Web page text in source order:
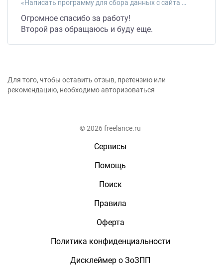
«Написать программу для сбора данных с сайта Кластер»
Огромное спасибо за работу!
Второй раз обращаюсь и буду еще.
Для того, чтобы оставить отзыв, претензию или
рекомендацию, необходимо авторизоваться
© 2026 freelance.ru
Сервисы
Помощь
Поиск
Правила
Оферта
Политика конфиденциальности
Дисклеймер о ЗоЗПП